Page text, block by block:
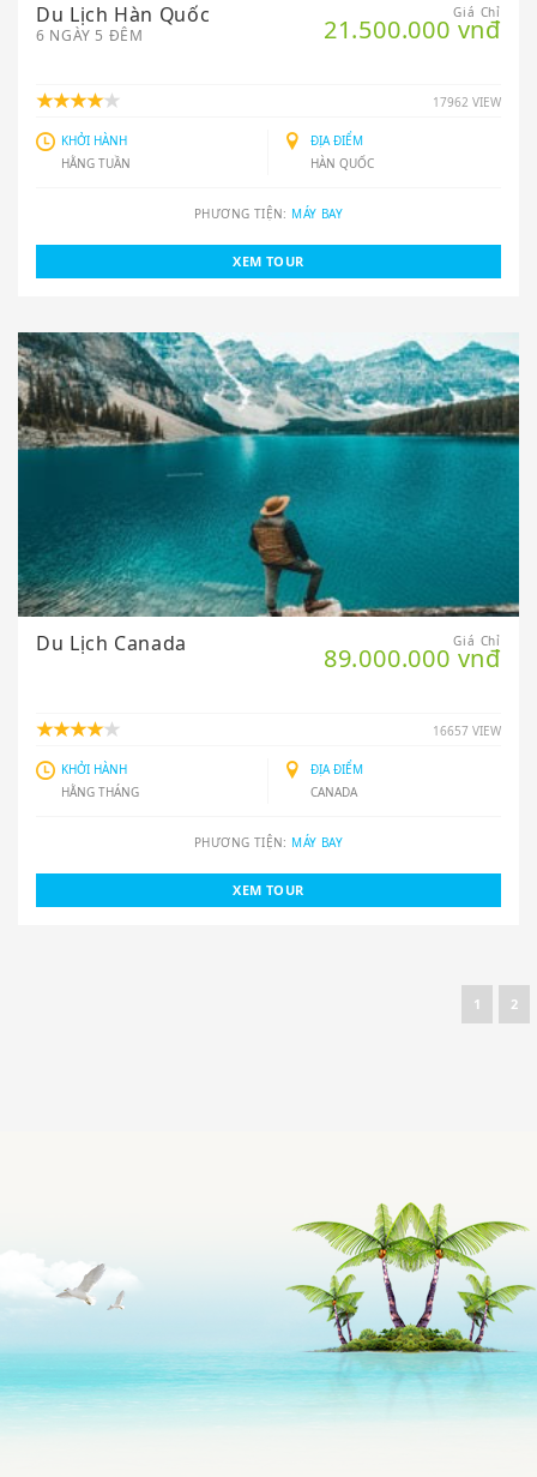
Giá Chỉ
21.500.000 vnđ
Du Lịch Hàn Quốc
6 NGÀY 5 ĐÊM
17962 VIEW
KHỞI HÀNH
HẰNG TUẦN
ĐỊA ĐIỂM
HÀN QUỐC
PHƯƠNG TIỆN: MÁY BAY
XEM TOUR
Giá Chỉ
89.000.000 vnđ
Du Lịch Canada
16657 VIEW
KHỞI HÀNH
HẰNG THÁNG
ĐỊA ĐIỂM
CANADA
PHƯƠNG TIỆN: MÁY BAY
XEM TOUR
1 2